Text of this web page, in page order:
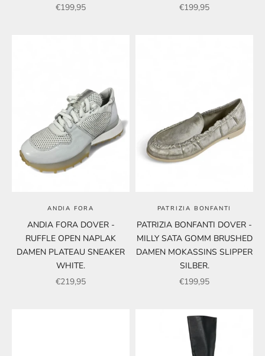
Angebot
€199,95
Angebot
€199,95
ANDIA FORA
ANDIA FORA DOVER -
RUFFLE OPEN NAPLAK
DAMEN PLATEAU SNEAKER
WHITE.
Angebot
€219,95
PATRIZIA BONFANTI
PATRIZIA BONFANTI DOVER -
MILLY SATA GOMM BRUSHED
DAMEN MOKASSINS SLIPPER
SILBER.
Angebot
€199,95